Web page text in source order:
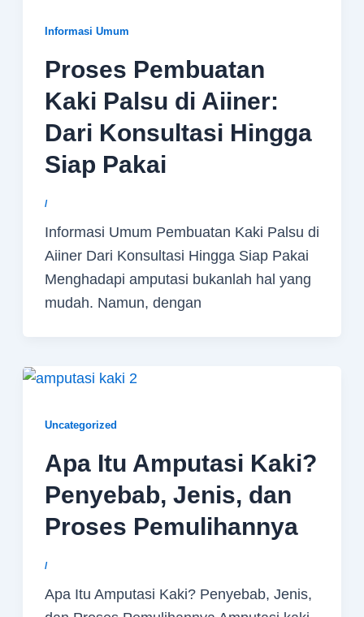
Informasi Umum
Proses Pembuatan
Kaki Palsu di Aiiner:
Dari Konsultasi Hingga
Siap Pakai
/
Informasi Umum Pembuatan Kaki Palsu di
Aiiner Dari Konsultasi Hingga Siap Pakai
Menghadapi amputasi bukanlah hal yang
mudah. Namun, dengan
Uncategorized
Apa Itu Amputasi Kaki?
Penyebab, Jenis, dan
Proses Pemulihannya
/
Apa Itu Amputasi Kaki? Penyebab, Jenis,